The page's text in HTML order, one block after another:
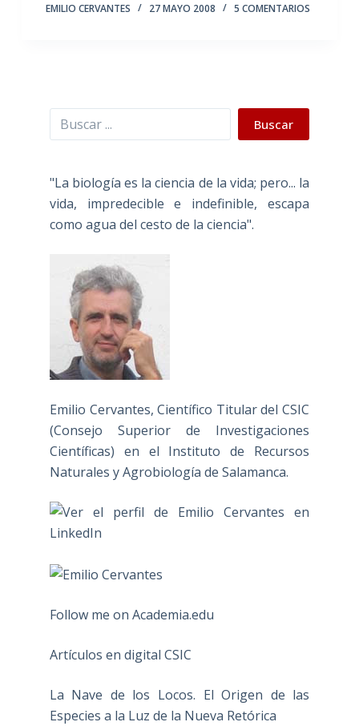
EMILIO CERVANTES 27 MAYO 2008 5 COMENTARIOS
Buscar Buscar
"La biología es la ciencia de la vida; pero... la
vida, impredecible e indefinible, escapa
como agua del cesto de la ciencia".
Emilio Cervantes, Científico Titular del CSIC
(Consejo Superior de Investigaciones
Científicas) en el Instituto de Recursos
Naturales y Agrobiología de Salamanca.
Follow me on Academia.edu
Artículos en digital CSIC
La Nave de los Locos. El Origen de las
Especies a la Luz de la Nueva Retórica